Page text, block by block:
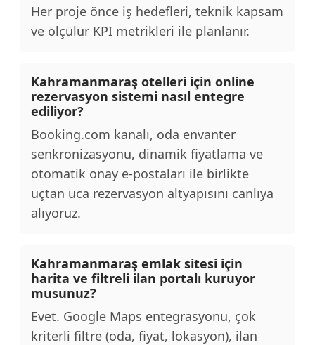
Her proje önce iş hedefleri, teknik kapsam
ve ölçülür KPI metrikleri ile planlanır.
Kahramanmaraş otelleri için online
rezervasyon sistemi nasıl entegre
ediliyor?
Booking.com kanalı, oda envanter
senkronizasyonu, dinamik fiyatlama ve
otomatik onay e-postaları ile birlikte
uçtan uca rezervasyon altyapısını canlıya
alıyoruz.
Kahramanmaraş emlak sitesi için
harita ve filtreli ilan portalı kuruyor
musunuz?
Evet. Google Maps entegrasyonu, çok
kriterli filtre (oda, fiyat, lokasyon), ilan